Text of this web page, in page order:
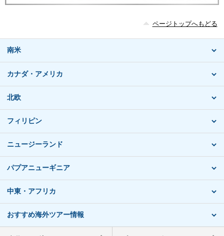
ページトップへもどる
南米
カナダ・アメリカ
北欧
フィリピン
ニュージーランド
パプアニューギニア
中東・アフリカ
おすすめ海外ツアー情報